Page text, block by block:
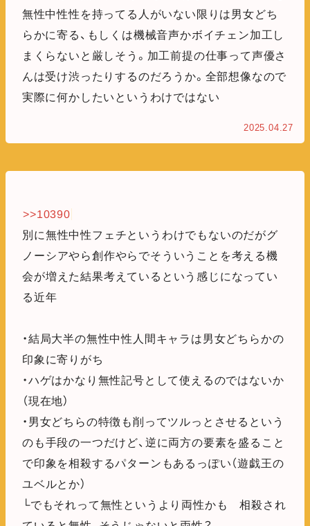
無性中性性を持ってる人がいない限りは男女どち
らかに寄る、もしくは機械音声かボイチェン加工し
まくらないと厳しそう。加工前提の仕事って声優さ
んは受け渋ったりするのだろうか。全部想像なので
実際に何かしたいというわけではない
2025.04.27
>>10390
別に無性中性フェチというわけでもないのだがグ
ノーシアやら創作やらでそういうことを考える機
会が増えた結果考えているという感じになってい
る近年
・結局大半の無性中性人間キャラは男女どちらかの
印象に寄りがち
・ハゲはかなり無性記号として使えるのではないか
（現在地）
・男女どちらの特徴も削ってツルっとさせるという
のも手段の一つだけど、逆に両方の要素を盛ること
で印象を相殺するパターンもあるっぽい（遊戯王の
ユベルとか）
└でもそれって無性というより両性かも 相殺され